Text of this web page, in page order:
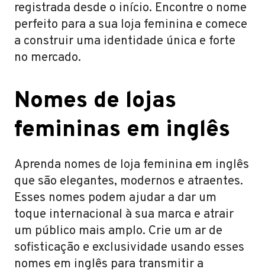
registrada desde o início. Encontre o nome
perfeito para a sua loja feminina e comece
a construir uma identidade única e forte
no mercado.
Nomes de lojas
femininas em inglês
Aprenda nomes de loja feminina em inglês
que são elegantes, modernos e atraentes.
Esses nomes podem ajudar a dar um
toque internacional à sua marca e atrair
um público mais amplo. Crie um ar de
sofisticação e exclusividade usando esses
nomes em inglês para transmitir a